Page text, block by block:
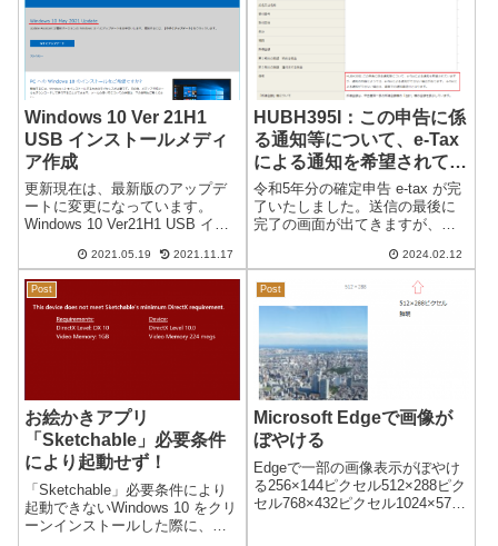
ブラウザ「Google ...
ナー！この拡張機能...
Windows 10 Ver 21H1
USB インストールメディ
ア作成
更新現在は、最新版のアップデ
ートに変更になっています。
Windows 10 Ver21H1 USB イン
2021/05/19Windows 10 Ver 21H1
のアップデートが可能になりま
した。通常のアップ...
2021.05.19 2021.11.17
HUBH395I：この申告に係
る通知等について、e-Tax
による通知を希望されてい
ますが、…
令和5年分の確定申告 e-tax が完
了いたしました。送信の最後に
完了の画面が出てきますが、備
があり、調べても良く分かりま
せんでした。■最後の画面 ↓送信
結果の内容正常に送信が完了し
ました。送信結果の内容...
2024.02.12
Post
お絵かきアプリ
「Sketchable」必要条件
により起動せず！
「Sketchable」必要条件により
起動できないWindows 10 をクリ
ーンインストールした際に、
Post
Microsoft Edgeで画像が
ぼやける
Edgeで一部の画像表示がぼやけ
る256×144ピクセル512×288ピク
セル768×432ピクセル1024×576